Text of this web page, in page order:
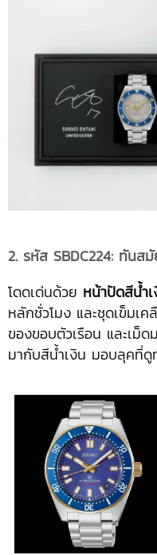
2. รหัส SBDC224: ทันส
โดดเด่นด้วย หน้าปัดสีน้ำ
หลักชั่วโมง และชุดเข็มเ
ของขอบตัวเรือน และเม็
มากับสีน้ำเงิน มอบลุคที่